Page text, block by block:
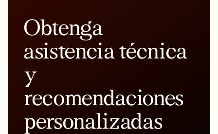
Obtenga
asistencia técnica
y
recomendaciones
personalizadas